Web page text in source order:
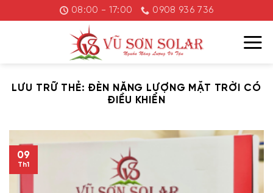
đến
08:00 - 17:00 0908 936 736
LƯU TRỮ THẺ: ĐÈN NĂNG LƯỢNG MẶT TRỜI CÓ
ĐIỀU KHIỂN
09
Th1